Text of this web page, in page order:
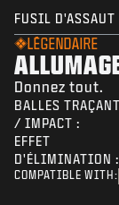
FUSIL D'ASSAUT
LÉGENDAIRE
Donnez tout.
BALLES
/ IMPACT :
EFFET
D'ÉLIMINATION :
COMPATIBLE WITH: